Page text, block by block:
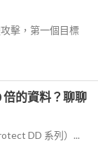
擊，第一個目標
的資料？聊聊
DD 系列）...